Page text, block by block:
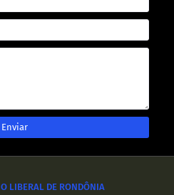
O LIBERAL DE RONDÔNIA